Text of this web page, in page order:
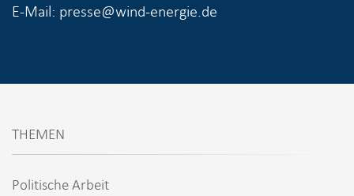
E-Mail: presse@wind-energie.de
THEMEN
Politische Arbeit